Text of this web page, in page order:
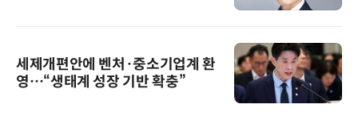
세제개편안에 벤처·중소기업계 환
영…“생태계 성장 기반 확충”